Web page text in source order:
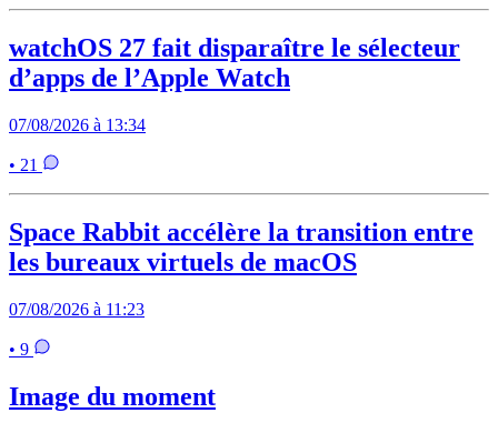
watchOS 27 fait disparaître le sélecteur
d’apps de l’Apple Watch
07/08/2026 à 13:34
• 21
Space Rabbit accélère la transition entre
les bureaux virtuels de macOS
07/08/2026 à 11:23
• 9
Image du moment